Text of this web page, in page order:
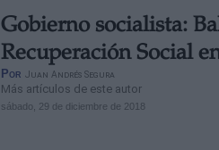
Gobierno socialista:
Recuperación Social
Por Juan Andrés Segura
Más artículos de este autor
sábado, 29 de diciembre de 2018